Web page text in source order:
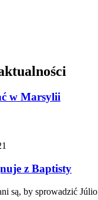
w Marsylii
z Baptisty
są, by sprowadzić Júlio